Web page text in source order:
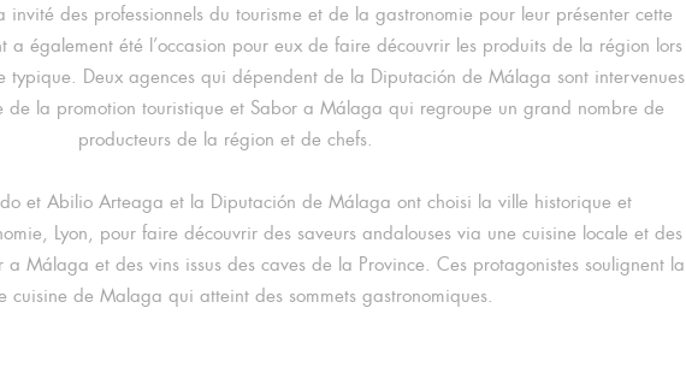
invité des professionnels du tourisme et de la gastronomie pour leur présenter cette
a également été l’occasion pour eux de faire découvrir les produits de la région lors
typique. Deux agences qui dépendent de la Diputación de Málaga sont intervenues
de la promotion touristique et Sabor a Málaga qui regroupe un grand nombre de
producteurs de la région et de chefs.
et Abilio Arteaga et la Diputación de Málaga ont choisi la ville historique et
Lyon, pour faire découvrir des saveurs andalouses via une cuisine locale et des
Málaga et des vins issus des caves de la Province. Ces protagonistes soulignent la
cuisine de Malaga qui atteint des sommets gastronomiques.